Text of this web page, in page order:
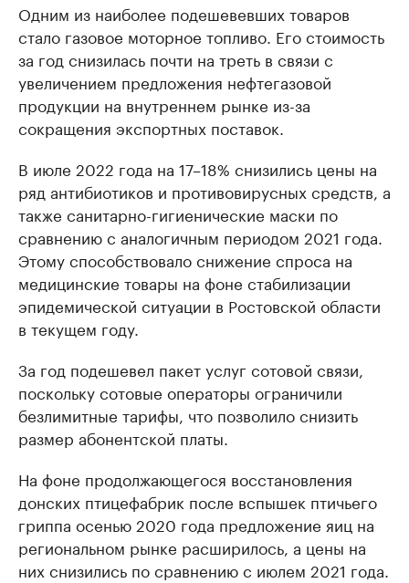
Одним из наиболее подешевевших товаров
стало газовое моторное топливо. Его стоимость
за год снизилась почти на треть в связи с
увеличением предложения нефтегазовой
продукции на внутреннем рынке из-за
сокращения экспортных поставок.
В июле 2022 года на 17–18% снизились цены на
ряд антибиотиков и противовирусных средств, а
также санитарно-гигиенические маски по
сравнению с аналогичным периодом 2021 года.
Этому способствовало снижение спроса на
медицинские товары на фоне стабилизации
эпидемической ситуации в Ростовской области
в текущем году.
За год подешевел пакет услуг сотовой связи,
поскольку сотовые операторы ограничили
безлимитные тарифы, что позволило снизить
размер абонентской платы.
На фоне продолжающегося восстановления
донских птицефабрик после вспышек птичьего
гриппа осенью 2020 года предложение яиц на
региональном рынке расширилось, а цены на
них снизились по сравнению с июлем 2021 года.